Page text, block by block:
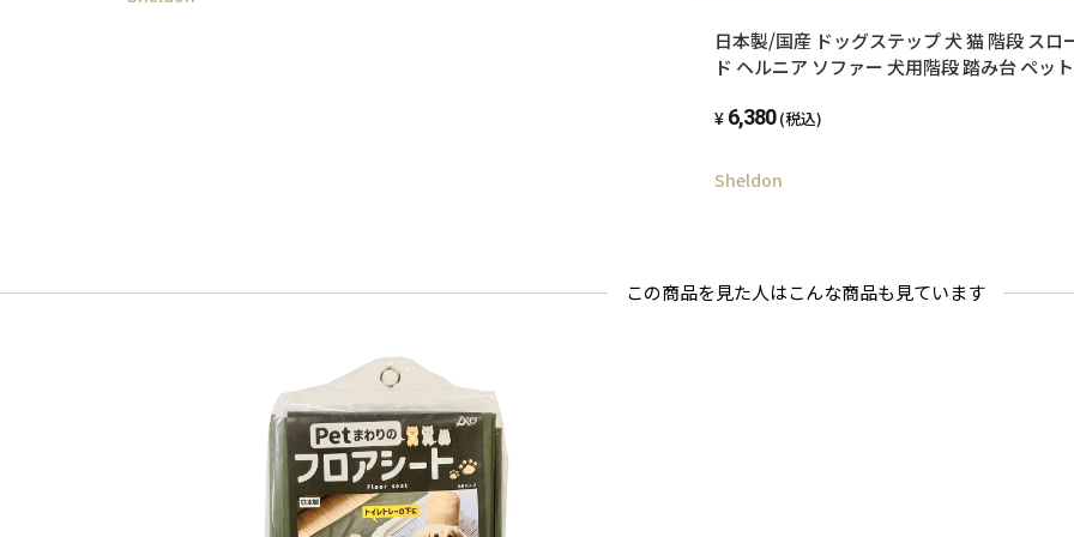
日本製/国産 ドッグステップ 犬 猫 階段 スロ
ド ヘルニア ソファー 犬用階段 踏み台 ペッ
老猫 老犬 高齢犬 介護用品
6,380 (税込)
Sheldon
この商品を見た人はこんな商品も見ています